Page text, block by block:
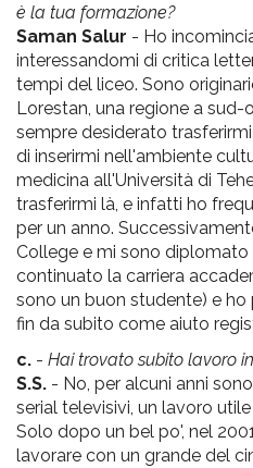
è la tua formazione?
Saman Salur - Ho
interessandomi di critica
tempi del liceo. Sono
Lorestan, una regione a sud-
sempre desiderato
di inserirmi nell'ambiente
medicina all'Università di
trasferirmi là, e infatti ho
per un anno.
College e mi sono diplomato
continuato la carriera
sono un buon studente) e
fin da subito come aiuto
c. - Hai trovato subito lavoro
S.S. - No, per alcuni anni
serial televisivi, un lavoro
Solo dopo un bel po', nel
lavorare con un grande del